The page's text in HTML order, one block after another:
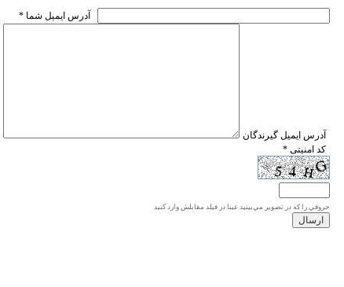
* آدرس ايميل شما
* آدرس ايميل گيرندگان
* کد امنیتی
حروفي را كه در تصوير مي‌بينيد عينا در فيلد مقابلش وارد كنيد